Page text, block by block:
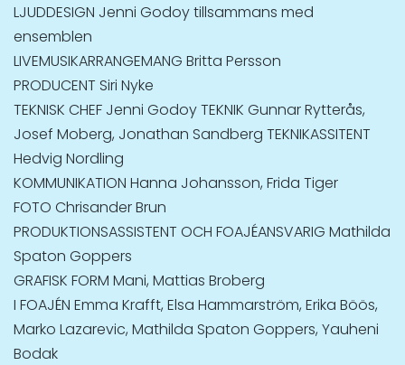
LJUDDESIGN Jenni Godoy tillsammans med
ensemblen
LIVEMUSIKARRANGEMANG Britta Persson
PRODUCENT Siri Nyke
TEKNISK CHEF Jenni Godoy TEKNIK Gunnar Rytterås,
Josef Moberg, Jonathan Sandberg TEKNIKASSITENT
Hedvig Nordling
KOMMUNIKATION Hanna Johansson, Frida Tiger
FOTO Chrisander Brun
PRODUKTIONSASSISTENT OCH FOAJÉANSVARIG Mathilda
Spaton Goppers
GRAFISK FORM Mani, Mattias Broberg
I FOAJÉN Emma Krafft, Elsa Hammarström, Erika Böös,
Marko Lazarevic, Mathilda Spaton Goppers, Yauheni
Bodak